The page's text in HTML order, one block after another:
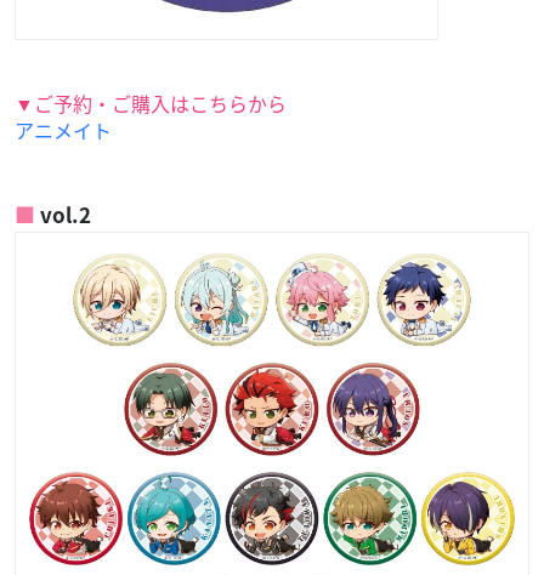
▼ご予約・ご購入はこちらから
アニメイト
vol.2